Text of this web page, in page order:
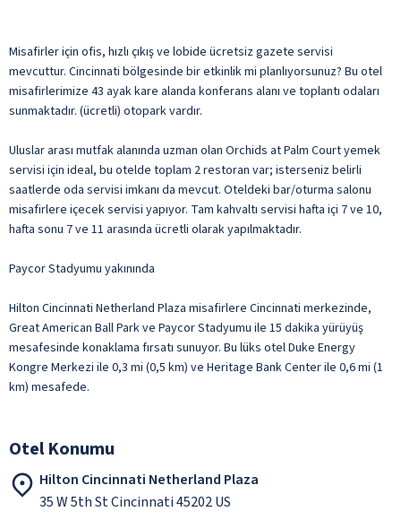
Misafirler için ofis, hızlı çıkış ve lobide ücretsiz gazete servisi
mevcuttur. Cincinnati bölgesinde bir etkinlik mi planlıyorsunuz? Bu otel
misafirlerimize 43 ayak kare alanda konferans alanı ve toplantı odaları
sunmaktadır. (ücretli) otopark vardır.
Uluslar arası mutfak alanında uzman olan Orchids at Palm Court yemek
servisi için ideal, bu otelde toplam 2 restoran var; isterseniz belirli
saatlerde oda servisi imkanı da mevcut. Oteldeki bar/oturma salonu
misafirlere içecek servisi yapıyor. Tam kahvaltı servisi hafta içi 7 ve 10,
hafta sonu 7 ve 11 arasında ücretli olarak yapılmaktadır.
Paycor Stadyumu yakınında
Hilton Cincinnati Netherland Plaza misafirlere Cincinnati merkezinde,
Great American Ball Park ve Paycor Stadyumu ile 15 dakika yürüyüş
mesafesinde konaklama fırsatı sunuyor. Bu lüks otel Duke Energy
Kongre Merkezi ile 0,3 mi (0,5 km) ve Heritage Bank Center ile 0,6 mi (1
km) mesafede.
Otel Konumu
Hilton Cincinnati Netherland Plaza
35 W 5th St Cincinnati 45202 US